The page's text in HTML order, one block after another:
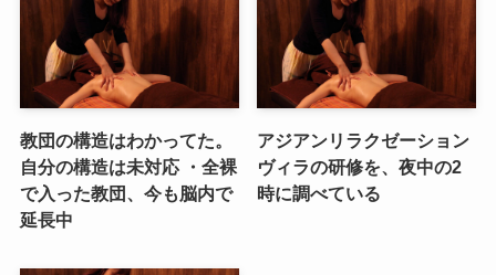
教団の構造はわかってた。
自分の構造は未対応 ・全裸
で入った教団、今も脳内で
延長中
アジアンリラクゼーション
ヴィラの研修を、夜中の2
時に調べている